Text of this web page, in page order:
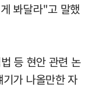
봐달라"고 말했
등 현안 관련 논
가 나올만한 자